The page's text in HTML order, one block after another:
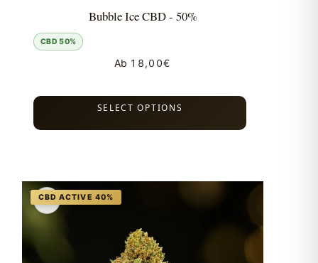
Bubble Ice CBD - 50%
CBD 50%
Ab 18,00€
SELECT OPTIONS
♡